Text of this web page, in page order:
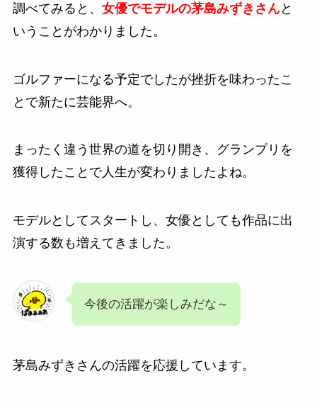
調べてみると、 女優でモデルの茅島みずきさんと
いうことがわかりました。
ゴルファーになる予定でしたが挫折を味わったこ
とで新たに芸能界へ。
まったく違う世界の道を切り開き、グランプリを
獲得したことで人生が変わりましたよね。
モデルとしてスタートし、女優としても作品に出
演する数も増えてきました。
今後の活躍が楽しみだな～
茅島みずきさんの活躍を応援しています。